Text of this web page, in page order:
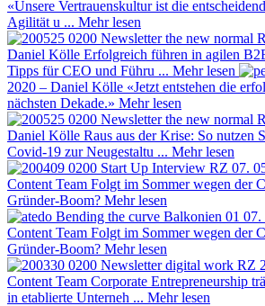
«Unsere Vertrauenskultur ist die
Agilität u ... Mehr lesen
Daniel Kölle Erfolgreich führen in agilen
Tipps für CEO und Führu ... Mehr lesen
2020 – Daniel Kölle «Jetzt entstehen die
nächsten Dekade.» Mehr lesen
Daniel Kölle Raus aus der Krise: So nutzen
Covid-19 zur Neugestaltu ... Mehr lesen
07.
Content Team Folgt im Sommer wegen der
Gründer-Boom? Mehr lesen
07.
Content Team Folgt im Sommer wegen der
Gründer-Boom? Mehr lesen
Content Team Corporate Entrepreneurship
in etablierte Unterneh ... Mehr lesen